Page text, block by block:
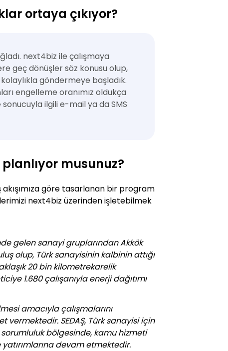
ortaya çıkıyor?
next4biz ile çalışmaya
geç dönüşler söz konusu olup,
göndermeye başladık.
engelleme oranımız oldukça
ilgili e-mail ya da SMS
musunuz?
göre tasarlanan bir program
next4biz üzerinden işletebilmek
gelen sanayi gruplarından Akkök
olup, Türk sanayisinin kalbinin attığı
20 bin kilometrekarelik
1.680 çalışanıyla enerji dağıtımı
amacıyla çalışmalarını
SEDAŞ, Türk sanayisi için
bölgesinde, kamu hizmeti
devam etmektedir.